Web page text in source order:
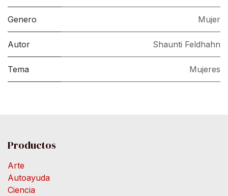
Genero Mujer
Autor Shaunti Feldhahn
Tema Mujeres
Productos
Arte
Autoayuda
Ciencia